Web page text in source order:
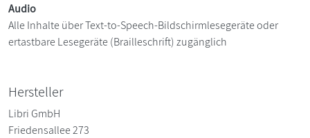
Audio
Alle Inhalte über Text-to-Speech-Bildschirmlesegeräte oder
ertastbare Lesegeräte (Brailleschrift) zugänglich
Hersteller
Libri GmbH
Friedensallee 273